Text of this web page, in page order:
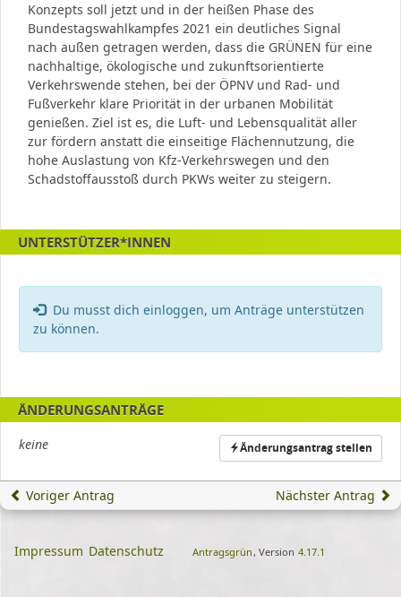
Konzepts soll jetzt und in der heißen Phase des
Bundestagswahlkampfes 2021 ein deutliches Signal
nach außen getragen werden, dass die GRÜNEN für eine
nachhaltige, ökologische und zukunftsorientierte
Verkehrswende stehen, bei der ÖPNV und Rad- und
Fußverkehr klare Priorität in der urbanen Mobilität
genießen. Ziel ist es, die Luft- und Lebensqualität aller
zur fördern anstatt die einseitige Flächennutzung, die
hohe Auslastung von Kfz-Verkehrswegen und den
Schadstoffausstoß durch PKWs weiter zu steigern.
UNTERSTÜTZER*INNEN
Fehler:
Du musst dich einloggen, um Anträge unterstützen
zu können.
ÄNDERUNGSANTRÄGE
Änderungsantrag stellen
keine
Voriger Antrag Nächster Antrag
Impressum Datenschutz Antragsgrün, Version 4.17.1